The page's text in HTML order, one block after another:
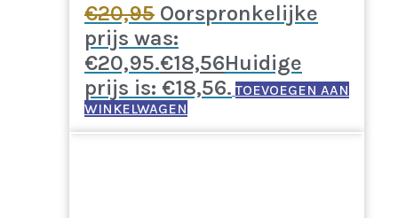
€20,95 Oorspronkelijke
prijs was:
€20,95.€18,56Huidige
prijs is: €18,56. TOEVOEGEN AAN
WINKELWAGEN